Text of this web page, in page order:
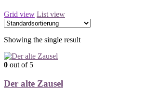
Grid view List view
Showing the single result
0 out of 5
Der alte Zausel